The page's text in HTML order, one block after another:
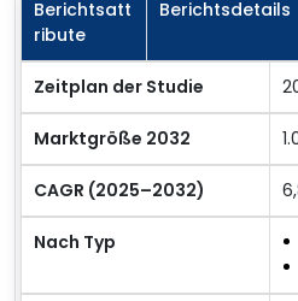
Berichtsatt
ribute
Berichtsdetails
Zeitplan der Studie
Marktgröße 2032
CAGR (2025–2032)
Nach Typ